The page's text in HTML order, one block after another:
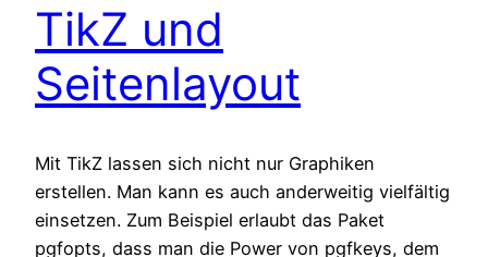
TikZ und
Seitenlayout
Mit TikZ lassen sich nicht nur Graphiken
erstellen. Man kann es auch anderweitig vielfältig
einsetzen. Zum Beispiel erlaubt das Paket
pgfopts, dass man die Power von pgfkeys, dem